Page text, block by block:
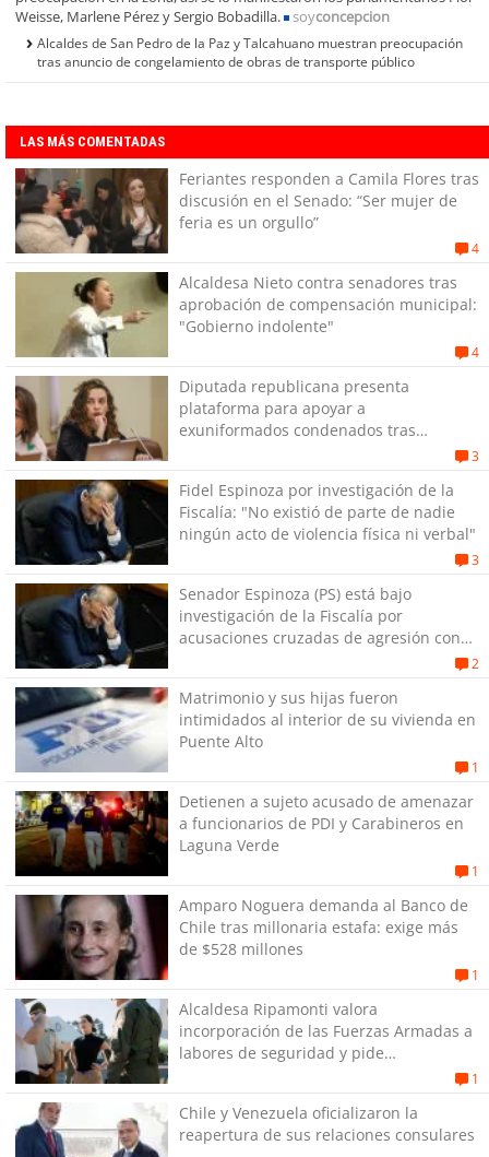
Weisse, Marlene Pérez y Sergio Bobadilla.
soyconcepcion
Alcaldes de San Pedro de la Paz y Talcahuano muestran preocupación
tras anuncio de congelamiento de obras de transporte público
LAS MÁS COMENTADAS
Feriantes responden a Camila Flores tras
discusión en el Senado: “Ser mujer de
feria es un orgullo”
4
Alcaldesa Nieto contra senadores tras
aprobación de compensación municipal:
"Gobierno indolente"
4
Diputada republicana presenta
plataforma para apoyar a
exuniformados condenados tras
3
Fidel Espinoza por investigación de la
Fiscalía: "No existió de parte de nadie
ningún acto de violencia física ni verbal"
3
Senador Espinoza (PS) está bajo
investigación de la Fiscalía por
acusaciones cruzadas de agresión con
2
Matrimonio y sus hijas fueron
intimidados al interior de su vivienda en
Puente Alto
1
Detienen a sujeto acusado de amenazar
a funcionarios de PDI y Carabineros en
Laguna Verde
1
Amparo Noguera demanda al Banco de
Chile tras millonaria estafa: exige más
de $528 millones
1
Alcaldesa Ripamonti valora
incorporación de las Fuerzas Armadas a
labores de seguridad y pide
1
Chile y Venezuela oficializaron la
reapertura de sus relaciones consulares